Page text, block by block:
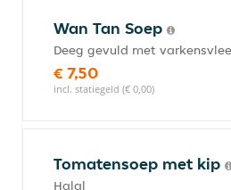
Wan Tan Soep
Deeg gevuld met
€ 7,50
incl. statiegeld (€ 0,00)
Tomatensoep met kip
Halal